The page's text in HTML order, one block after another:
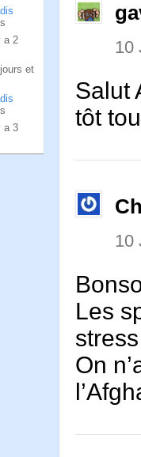
a 2
et
a 3
10
Salut
tôt
10
Les
On